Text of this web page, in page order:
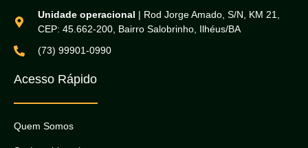
Unidade operacional | Rod Jorge Amado, S/N, KM 21,
CEP: 45.662-200, Bairro Salobrinho, Ilhéus/BA
(73) 99901-0990
Acesso Rápido
Quem Somos